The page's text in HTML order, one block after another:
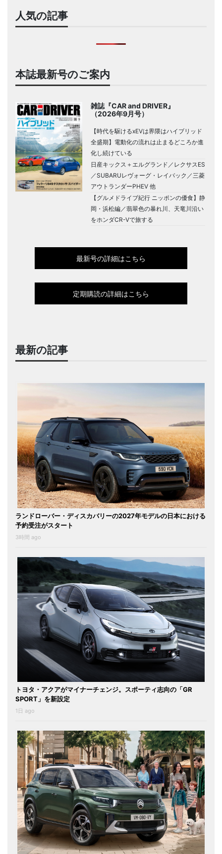
人気の記事
本誌最新号のご案内
雑誌『CAR and DRIVER』
（2026年9月号）
【時代を駆けるxEVは界隈はハイブリッド
全盛期】電動化の流れは止まるどころか進
化し続けている
日産キックス＋エルグランド／レクサスES
／SUBARUレヴォーグ・レイバック／三菱
アウトランダーPHEV 他
【グルメドライブ紀行 ニッポンの優食】静
岡・浜松編／翡翠色の暴れ川、天竜川沿い
をホンダCR-Vで旅する
最新号の詳細はこちら
定期購読の詳細はこちら
最新の記事
ランドローバー・ディスカバリーの2027年モデルの日本における
予約受注がスタート
3時間 ago
トヨタ・アクアがマイナーチェンジ。スポーティ志向の「GR
SPORT」を新設定
1日 ago